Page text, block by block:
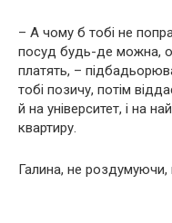
– А чому б тобі не
посуд будь-де можна,
платять, –
тобі позичу, потім
й на університет, і на
квартиру.
Галина, не роздумуючи,